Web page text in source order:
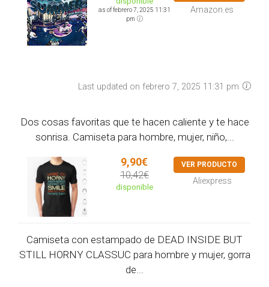
as of febrero 7, 2025 11:31
pm
Amazon.es
Last updated on febrero 7, 2025 11:31 pm
Dos cosas favoritas que te hacen caliente y te hace
sonrisa. Camiseta para hombre, mujer, niño,...
9,90€
10,42€
disponible
VER PRODUCTO
Aliexpress
Camiseta con estampado de DEAD INSIDE BUT
STILL HORNY CLASSUC para hombre y mujer, gorra
de...